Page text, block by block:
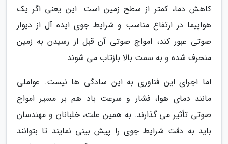
کاهش دما، کمتر از سطح زمین است. این یعنی اگر یک
هواپیما در ارتفاع مناسب و شرایط جوی ایده آل از دیوار
صوتی عبور کند، امواج صوتی آن قبل از رسیدن به زمین
منحرف شده و به سمت بالا بازتاب می شوند.
اما اجرای این فناوری به این سادگی ها نیست. عواملی
مانند دمای هوا، فشار و سرعت باد هم بر مسیر امواج
صوتی تأثیر می گذارند. به همین علت، خلبانان و مهندسان
باید به دقت شرایط جوی را پیش بینی نمایند تا بتوانند